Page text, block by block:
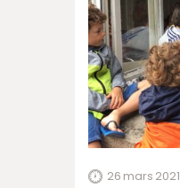
26 mars 2021